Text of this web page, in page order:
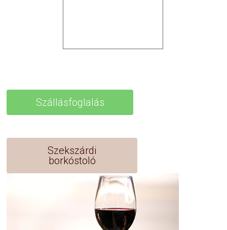
Szállásfoglalás
Szekszárdi
borkóstoló